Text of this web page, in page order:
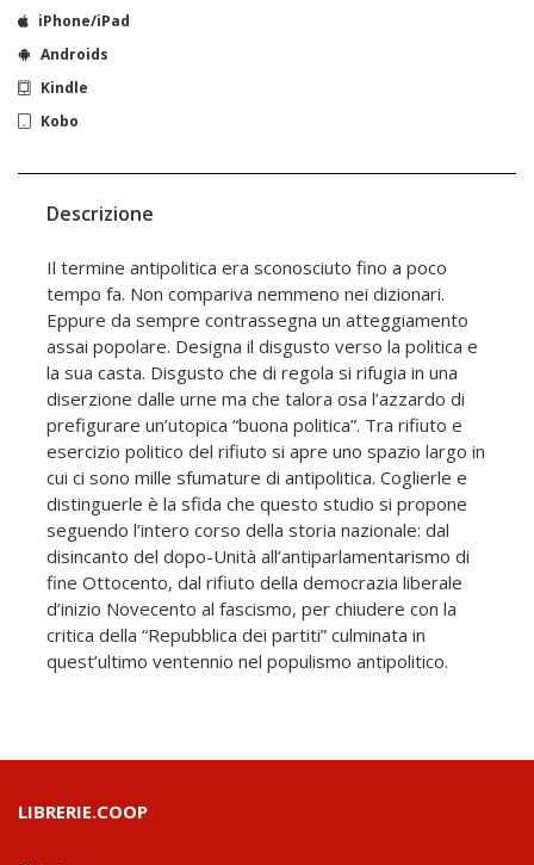
iPhone/iPad
Androids
Kindle
Kobo
Descrizione
Il termine antipolitica era sconosciuto fino a poco
tempo fa. Non compariva nemmeno nei dizionari.
Eppure da sempre contrassegna un atteggiamento
assai popolare. Designa il disgusto verso la politica e
la sua casta. Disgusto che di regola si rifugia in una
diserzione dalle urne ma che talora osa l’azzardo di
prefigurare un’utopica “buona politica”. Tra rifiuto e
esercizio politico del rifiuto si apre uno spazio largo in
cui ci sono mille sfumature di antipolitica. Coglierle e
distinguerle è la sfida che questo studio si propone
seguendo l’intero corso della storia nazionale: dal
disincanto del dopo-Unità all’antiparlamentarismo di
fine Ottocento, dal rifiuto della democrazia liberale
d’inizio Novecento al fascismo, per chiudere con la
critica della “Repubblica dei partiti” culminata in
quest’ultimo ventennio nel populismo antipolitico.
LIBRERIE.COOP